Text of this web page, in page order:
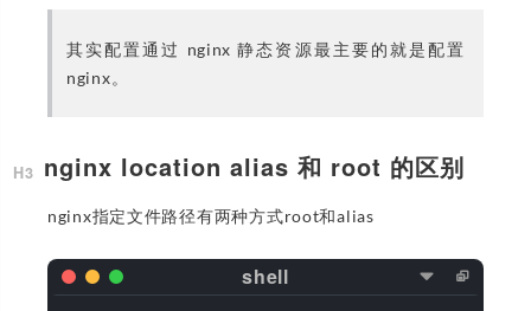
其实配置通过 nginx 静态资源最主要的就是配置
nginx。
nginx location alias 和 root 的区别
nginx指定文件路径有两种方式root和alias